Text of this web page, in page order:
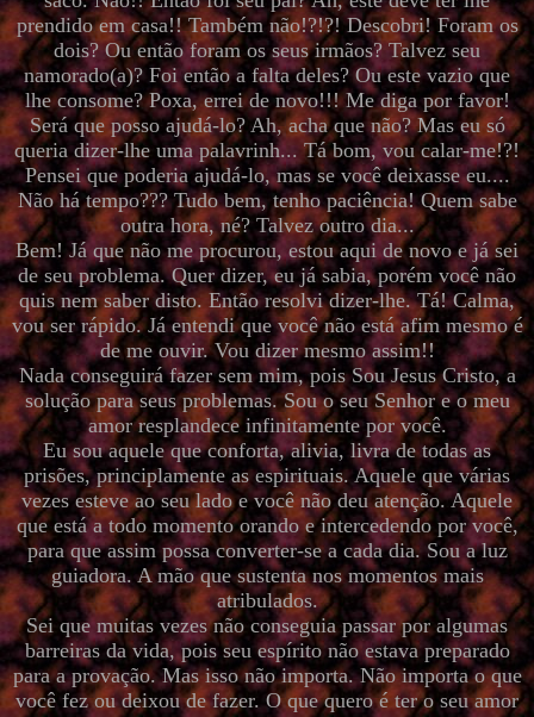
prendido em casa!! Também não!?!?! Descobri! Foram os
dois? Ou então foram os seus irmãos? Talvez seu
namorado(a)? Foi então a falta deles? Ou este vazio que
lhe consome? Poxa, errei de novo!!! Me diga por favor!
Será que posso ajudá-lo? Ah, acha que não? Mas eu só
queria dizer-lhe uma palavrinh... Tá bom, vou calar-me!?!
Pensei que poderia ajudá-lo, mas se você deixasse eu....
Não há tempo??? Tudo bem, tenho paciência! Quem sabe
outra hora, né? Talvez outro dia...
Bem! Já que não me procurou, estou aqui de novo e já sei
de seu problema. Quer dizer, eu já sabia, porém você não
quis nem saber disto. Então resolvi dizer-lhe. Tá! Calma,
vou ser rápido. Já entendi que você não está afim mesmo é
de me ouvir. Vou dizer mesmo assim!!
Nada conseguirá fazer sem mim, pois Sou Jesus Cristo, a
solução para seus problemas. Sou o seu Senhor e o meu
amor resplandece infinitamente por você.
Eu sou aquele que conforta, alivia, livra de todas as
prisões, principlamente as espirituais. Aquele que várias
vezes esteve ao seu lado e você não deu atenção. Aquele
que está a todo momento orando e intercedendo por você,
para que assim possa converter-se a cada dia. Sou a luz
guiadora. A mão que sustenta nos momentos mais
atribulados.
Sei que muitas vezes não conseguia passar por algumas
barreiras da vida, pois seu espírito não estava preparado
para a provação. Mas isso não importa. Não importa o que
você fez ou deixou de fazer. O que quero é ter o seu amor